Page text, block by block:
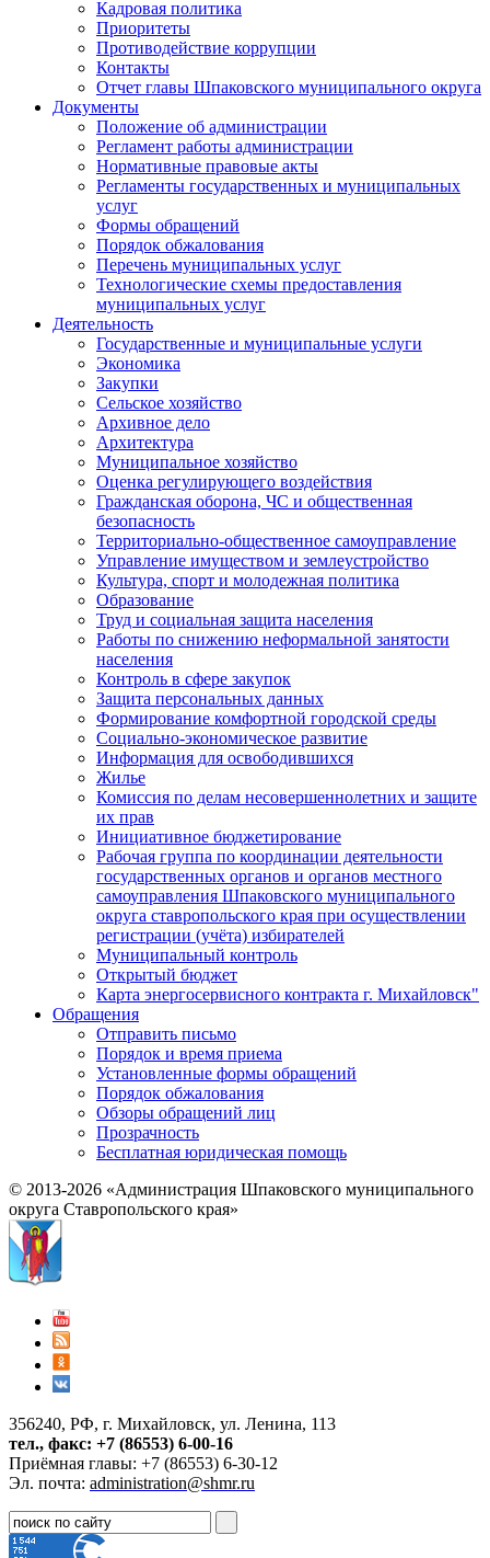
Кадровая политика
Приоритеты
Противодействие коррупции
Контакты
Отчет главы Шпаковского муниципального округа
Документы
Положение об администрации
Регламент работы администрации
Нормативные правовые акты
Регламенты государственных и муниципальных
услуг
Формы обращений
Порядок обжалования
Перечень муниципальных услуг
Технологические схемы предоставления
муниципальных услуг
Деятельность
Государственные и муниципальные услуги
Экономика
Закупки
Сельское хозяйство
Архивное дело
Архитектура
Муниципальное хозяйство
Оценка регулирующего воздействия
Гражданская оборона, ЧС и общественная
безопасность
Территориально-общественное самоуправление
Управление имуществом и землеустройство
Культура, спорт и молодежная политика
Образование
Труд и социальная защита населения
Работы по снижению неформальной занятости
населения
Контроль в сфере закупок
Защита персональных данных
Формирование комфортной городской среды
Социально-экономическое развитие
Информация для освободившихся
Жилье
Комиссия по делам несовершеннолетних и защите
их прав
Инициативное бюджетирование
Рабочая группа по координации деятельности
государственных органов и органов местного
самоуправления Шпаковского муниципального
округа ставропольского края при осуществлении
регистрации (учёта) избирателей
Муниципальный контроль
Открытый бюджет
Карта энергосервисного контракта г. Михайловск"
Обращения
Отправить письмо
Порядок и время приема
Установленные формы обращений
Порядок обжалования
Обзоры обращений лиц
Прозрачность
Бесплатная юридическая помощь
© 2013-2026 «Администрация Шпаковского муниципального
округа Ставропольского края»
356240, РФ, г. Михайловск, ул. Ленина, 113
тел., факс: +7 (86553) 6-00-16
Приёмная главы: +7 (86553) 6-30-12
Эл. почта: administration@shmr.ru